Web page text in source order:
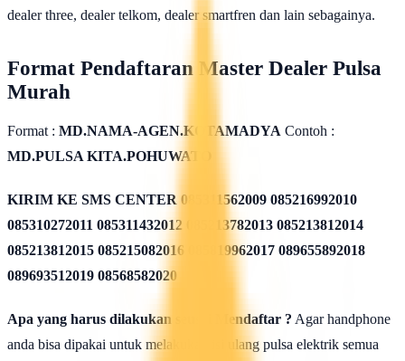
dealer three, dealer telkom, dealer smartfren dan lain sebagainya.
Format Pendaftaran Master Dealer Pulsa
Murah
Format : MD.NAMA-AGEN.KOTAMADYA Contoh :
MD.PULSA KITA.POHUWATO
KIRIM KE SMS CENTER 085311562009 085216992010
085310272011 085311432012 085213782013 085213812014
085213812015 085215082016 085819962017 089655892018
089693512019 08568582020
Apa yang harus dilakukan seusai Mendaftar ? Agar handphone
anda bisa dipakai untuk melakukan isi ulang pulsa elektrik semua